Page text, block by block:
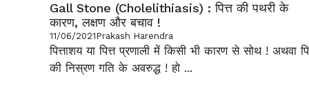
Gall Stone (Cholelithiasis) : पित्त की पथरी के
कारण, लक्षण और बचाव !
11/06/2021Prakash Harendra
पित्ताशय या पित्त प्रणाली में किसी भी कारण से सोथ ! अथवा
की निस्रण गति के अवरुद्ध ! हो ...